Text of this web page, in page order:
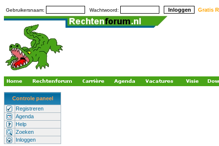
Gebruikersnaam: Wachtwoord: Gratis
Controle paneel
Registreren
Agenda
Help
Zoeken
Inloggen